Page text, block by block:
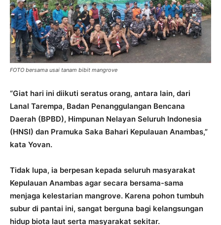
FOTO bersama usai tanam bibit mangrove
“Giat hari ini diikuti seratus orang, antara lain, dari
Lanal Tarempa, Badan Penanggulangan Bencana
Daerah (BPBD), Himpunan Nelayan Seluruh Indonesia
(HNSI) dan Pramuka Saka Bahari Kepulauan Anambas,”
kata Yovan.
Tidak lupa, ia berpesan kepada seluruh masyarakat
Kepulauan Anambas agar secara bersama-sama
menjaga kelestarian mangrove. Karena pohon tumbuh
subur di pantai ini, sangat berguna bagi kelangsungan
hidup biota laut serta masyarakat sekitar.